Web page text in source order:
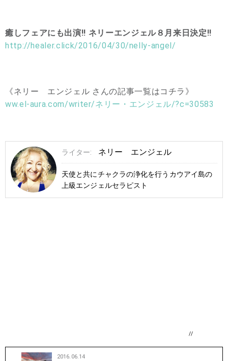
癒しフェアにも出演!! ネリーエンジェル８月来日決定!!
http://healer.click/2016/04/30/nelly-angel/
《ネリー エンジェル さんの記事一覧はコチラ》
ww.el-aura.com/writer/ネリー・エンジェル/?c=30583
ライター: ネリー エンジェル
天使と共にチャクラの浄化を行うカウアイ島の
上級エンジェルセラピスト
//
2016.06.14